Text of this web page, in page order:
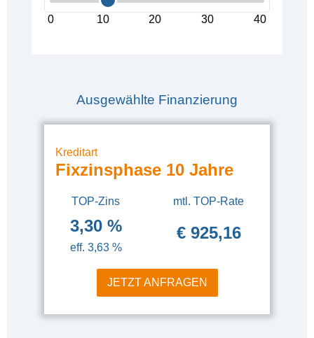
0 10 20 30 40
Ausgewählte Finanzierung
Kreditart
Fixzinsphase 10 Jahre
TOP-Zins
3,30 %
eff. 3,63 %
mtl. TOP-Rate
€ 925,16
JETZT ANFRAGEN